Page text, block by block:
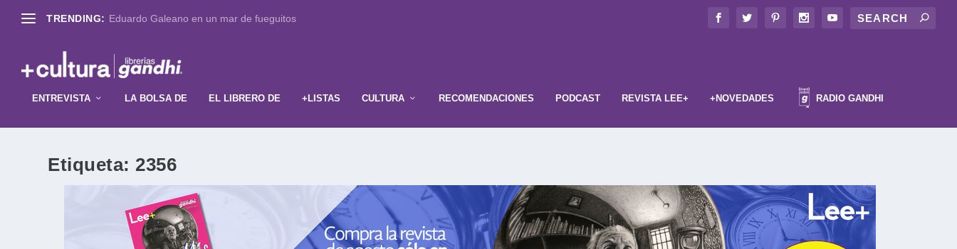
TRENDING: Eduardo Galeano en un mar de fueguitos
ENTREVISTA LA BOLSA DE EL LIBRERO DE +LISTAS CULTURA RECOMENDACIONES PODCAST REVISTA LEE+ +NOVEDADES RADIO GANDHI
Etiqueta: 2356